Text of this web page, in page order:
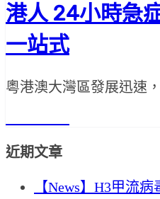
港人 24小時急
一站式
粵港澳大灣區發展迅速
近期文章
【News】H3甲流